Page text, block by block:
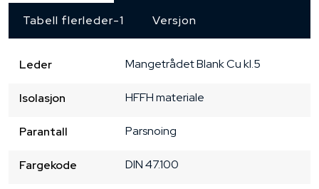
Tabell flerleder-1 Versjon
Leder MangetrådetBlank Cukl.5
Isolasjon HFFH materiale
Parantall Parsnoing
Fargekode DIN 47.100